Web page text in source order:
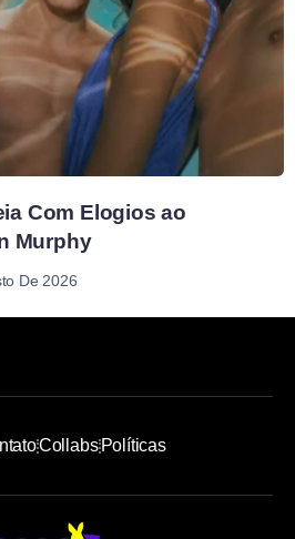
Com Elogios ao
Murphy
De 2026
CollabsPolíticas